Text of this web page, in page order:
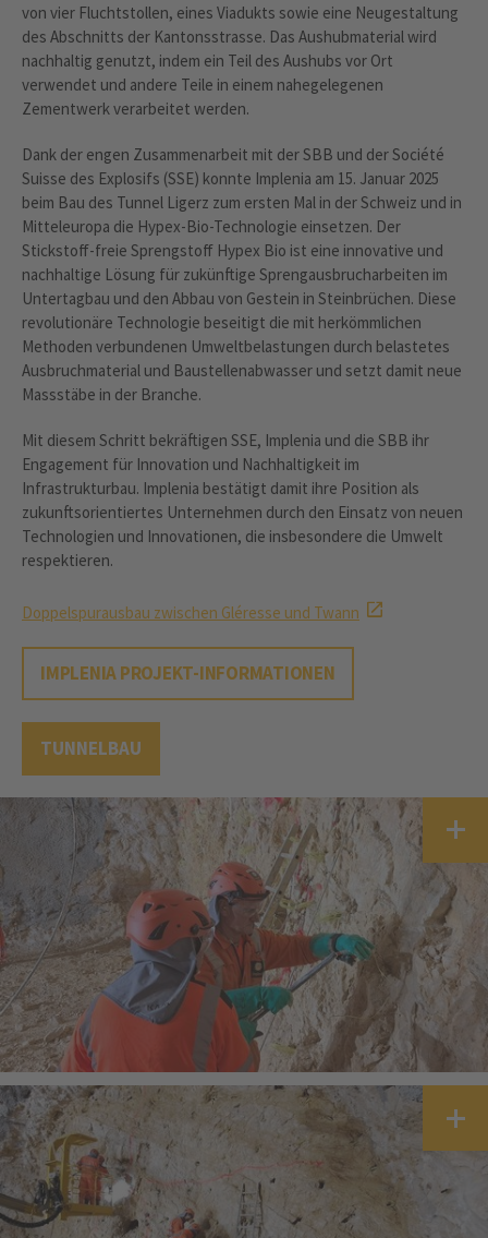
von vier Fluchtstollen, eines Viadukts sowie eine Neugestaltung
des Abschnitts der Kantonsstrasse. Das Aushubmaterial wird
nachhaltig genutzt, indem ein Teil des Aushubs vor Ort
verwendet und andere Teile in einem nahegelegenen
Zementwerk verarbeitet werden.
Dank der engen Zusammenarbeit mit der SBB und der Société
Suisse des Explosifs (SSE) konnte Implenia am 15. Januar 2025
beim Bau des Tunnel Ligerz zum ersten Mal in der Schweiz und in
Mitteleuropa die Hypex-Bio-Technologie einsetzen. Der
Stickstoff-freie Sprengstoff Hypex Bio ist eine innovative und
nachhaltige Lösung für zukünftige Sprengausbrucharbeiten im
Untertagbau und den Abbau von Gestein in Steinbrüchen. Diese
revolutionäre Technologie beseitigt die mit herkömmlichen
Methoden verbundenen Umweltbelastungen durch belastetes
Ausbruchmaterial und Baustellenabwasser und setzt damit neue
Massstäbe in der Branche.
Mit diesem Schritt bekräftigen SSE, Implenia und die SBB ihr
Engagement für Innovation und Nachhaltigkeit im
Infrastrukturbau. Implenia bestätigt damit ihre Position als
zukunftsorientiertes Unternehmen durch den Einsatz von neuen
Technologien und Innovationen, die insbesondere die Umwelt
respektieren.
Doppelspurausbau zwischen Gléresse und Twann
IMPLENIA PROJEKT-INFORMATIONEN
TUNNELBAU